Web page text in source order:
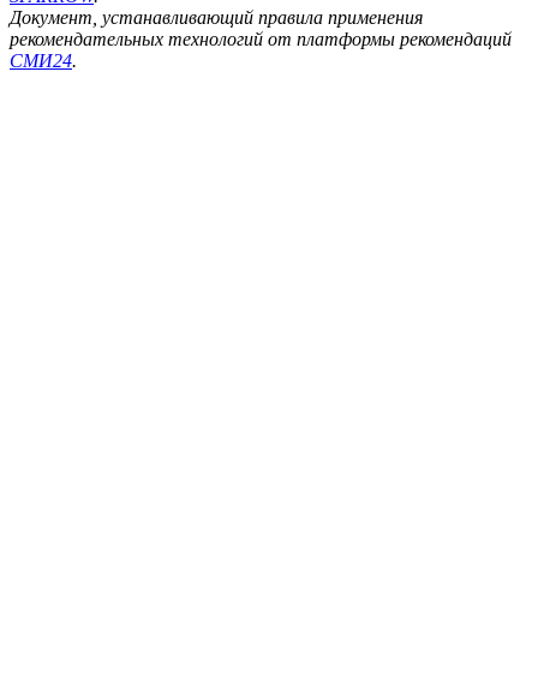
Документ, устанавливающий правила применения
рекомендательных технологий от платформы рекомендаций
СМИ24.